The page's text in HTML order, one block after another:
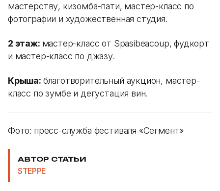
мастерству, кизомба-пати, мастер-класс по
фотографии и художественная студия.
2 этаж: мастер-класс от Spasibeacoup, фудкорт
и мастер-класс по джазу.
Крыша: благотворительный аукцион, мастер-
класс по зумбе и дегустация вин.
Фото: пресс-служба фестиваля «Сегмент»
АВТОР СТАТЬИ
STEPPE